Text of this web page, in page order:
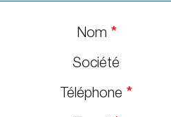
Nom *
Société
Téléphone *